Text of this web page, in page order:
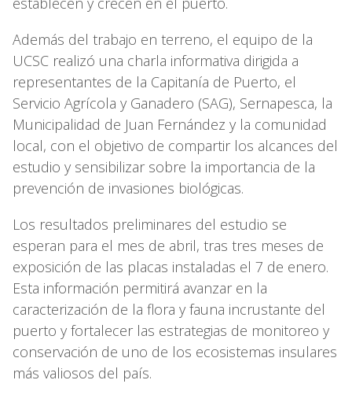
Además del trabajo en terreno, el equipo de la
UCSC realizó una charla informativa dirigida a
representantes de la Capitanía de Puerto, el
Servicio Agrícola y Ganadero (SAG), Sernapesca, la
Municipalidad de Juan Fernández y la comunidad
local, con el objetivo de compartir los alcances del
estudio y sensibilizar sobre la importancia de la
prevención de invasiones biológicas.
Los resultados preliminares del estudio se
esperan para el mes de abril, tras tres meses de
exposición de las placas instaladas el 7 de enero.
Esta información permitirá avanzar en la
caracterización de la flora y fauna incrustante del
puerto y fortalecer las estrategias de monitoreo y
conservación de uno de los ecosistemas insulares
más valiosos del país.